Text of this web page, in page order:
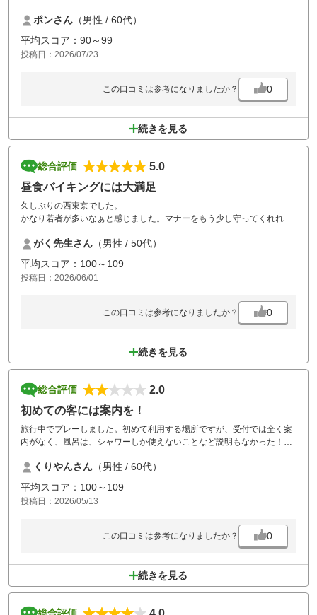
ポンさん （男性 / 60代）
平均スコア：90～99
投稿日：2026/07/23
この口コミは参考になりましたか？ 0
続きを見る
総合評価
5.0
昼食バイキングには大満足
久しぶりの西東京でした。
かなり若者が多いなぁと感じました。マナーをもう少し守ってくれれば
りました。後半はそれほど待つこともなくスムーズでした。
シャワーのみというのは残念。やっぱり湯船に浸かりたいなぁと思って
しまいました。
がく先生さん （男性 / 50代）
平均スコア：100～109
投稿日：2026/06/01
この口コミは参考になりましたか？ 0
続きを見る
総合評価
2.0
初めての客には案内を！
旅行中でプレーしました。初めて利用する場所ですが、受付では全く案
内がなく、風呂は、シャワーしか使えないことなど説明もなかった！受
った！くりやんさん （男性 / 60代）
平均スコア：100～109
投稿日：2026/05/13
この口コミは参考になりましたか？ 0
続きを見る